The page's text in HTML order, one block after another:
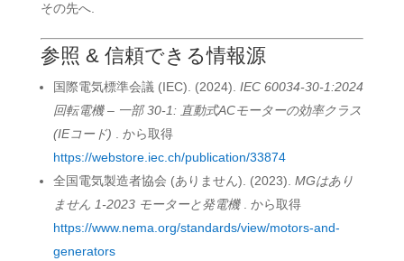
その先へ.
参照 & 信頼できる情報源
国際電気標準会議 (IEC). (2024). IEC 60034-30-1:2024
回転電機 – 一部 30-1: 直動式ACモーターの効率クラス
(IEコード)
. から取得
https://webstore.iec.ch/publication/33874
全国電気製造者協会 (ありません). (2023). MGはあり
ません 1-2023 モーターと発電機
. から取得
https://www.nema.org/standards/view/motors-and-
generators